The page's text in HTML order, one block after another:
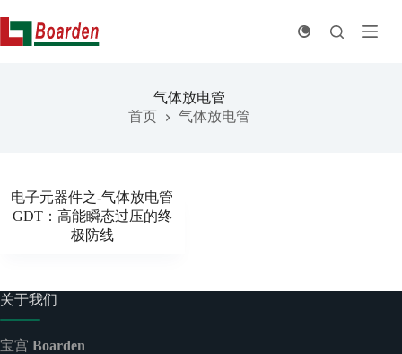
至
内
气体放电管
首页
气体放电管
电子元器件之-气体放电管
GDT：高能瞬态过压的终
极防线
关于我们
宝宫 Boarden